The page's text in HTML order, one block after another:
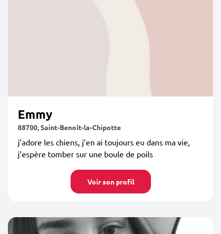
Emmy
88700, Saint-Benoît-la-Chipotte
j’adore les chiens, j’en ai toujours eu dans ma vie,
j’espère tomber sur une boule de poils
Voir son profil